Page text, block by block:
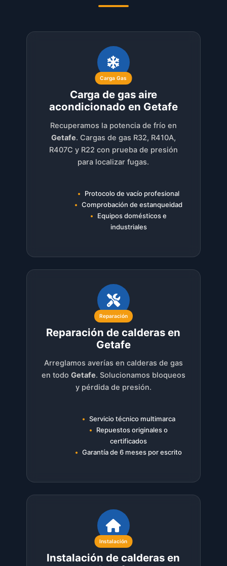
Carga Gas
Carga de gas aire
acondicionado en Getafe
Recuperamos la potencia de frío en
Getafe. Cargas de gas R32, R410A,
R407C y R22 con prueba de presión
para localizar fugas.
Protocolo de vacío profesional
Comprobación de estanqueidad
Equipos domésticos e
industriales
Reparación
Reparación de calderas en
Getafe
Arreglamos averías en calderas de gas
en todo Getafe. Solucionamos bloqueos
y pérdida de presión.
Servicio técnico multimarca
Repuestos originales o
certificados
Garantía de 6 meses por escrito
Instalación
Instalación de calderas en